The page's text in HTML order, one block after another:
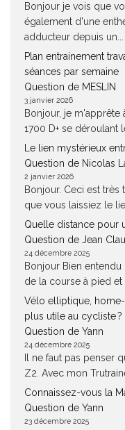
Bonjour je vois que
également d'une
adducteur depuis un...
Plan entrainement
séances par semaine
Question de MESLIN
3 janvier 2026
Bonjour, je m'apprête
1700 D+ se déroulant
Le lien mystérieux
Question de Nicolas
2 janvier 2026
Bonjour. Ceci est très
que vous laissiez le
Quelle distance pour
Question de Jean
24 décembre 2025
Bonjour Bien
de la course à pied et
Vélo elliptique,
plus utile au cycliste ?
Question de Yann
24 décembre 2025
Il ne faut pas penser
Z2. Avec mon
Connaissez-vous la
Question de Yann
23 décembre 2025